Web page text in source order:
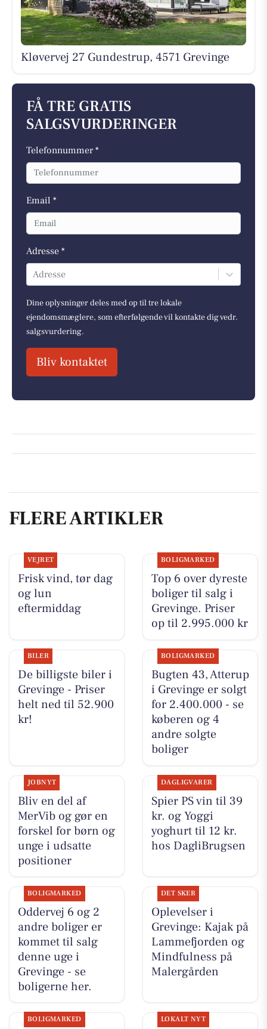
Kløvervej 27 Gundestrup, 4571 Grevinge
FÅ TRE GRATIS
SALGSVURDERINGER
Telefonnummer *
Email *
Adresse *
Adresse
Dine oplysninger deles med op til tre lokale
ejendomsmæglere, som efterfølgende vil kontakte dig vedr.
salgsvurdering.
Bliv kontaktet
FLERE ARTIKLER
VEJRET
Frisk vind, tør dag
og lun
eftermiddag
BOLIGMARKED
Top 6 over dyreste
boliger til salg i
Grevinge. Priser
op til 2.995.000 kr
BILER
De billigste biler i
Grevinge - Priser
helt ned til 52.900
kr!
BOLIGMARKED
Bugten 43, Atterup
i Grevinge er solgt
for 2.400.000 - se
køberen og 4
andre solgte
boliger
JOBNYT
Bliv en del af
MerVib og gør en
forskel for børn og
unge i udsatte
positioner
DAGLIGVARER
Spier PS vin til 39
kr. og Yoggi
yoghurt til 12 kr.
hos DagliBrugsen
BOLIGMARKED
Oddervej 6 og 2
andre boliger er
kommet til salg
denne uge i
Grevinge - se
boligerne her.
DET SKER
Oplevelser i
Grevinge: Kajak på
Lammefjorden og
Mindfulness på
Malergården
BOLIGMARKED LOKALT NYT